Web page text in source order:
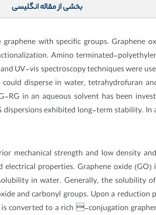
بخشی از مقاله انگلیسی
with specific groups. Graphene
Amino terminated-
UV-vis spectroscopy techniques were
disperse in water, tetrahydrofuran
RG in an aqueous solvent has been
dispersions exhibited long-term stability.
mechanical strength and low density
electrical properties. Graphene oxide
in water. Generally, the solubility
and carbonyl groups. Upon a reduction
converted to a rich -conjugation